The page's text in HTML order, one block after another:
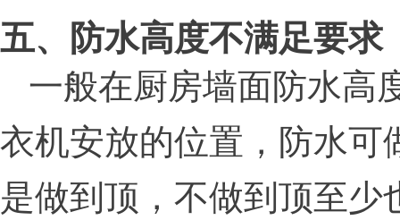
五、防水高度不满足要求
一般在厨房墙面防水高
衣机安放的位置，防水可
是做到顶，不做到顶至少